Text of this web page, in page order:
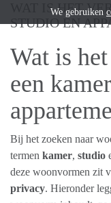
WAT IS HET
STUDIO EN
Wat is
een
Bij het zoeken naar
termen kamer, studio
deze woonvormen zit
privacy. Hieronder
We gebruiken